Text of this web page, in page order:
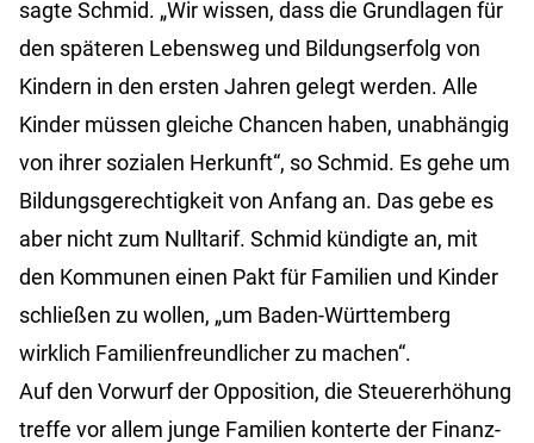
sagte Schmid. „Wir wissen, dass die Grundlagen für
den späteren Lebensweg und Bildungserfolg von
Kindern in den ersten Jahren gelegt werden. Alle
Kinder müssen gleiche Chancen haben, unabhängig
von ihrer sozialen Herkunft“, so Schmid. Es gehe um
Bildungsgerechtigkeit von Anfang an. Das gebe es
aber nicht zum Nulltarif. Schmid kündigte an, mit
den Kommunen einen Pakt für Familien und Kinder
schließen zu wollen, „um Baden-Württemberg
wirklich Familienfreundlicher zu machen“.
Auf den Vorwurf der Opposition, die Steuererhöhung
treffe vor allem junge Familien konterte der Finanz-